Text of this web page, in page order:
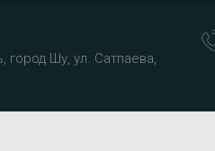
Шу, ул. Сатпаева,